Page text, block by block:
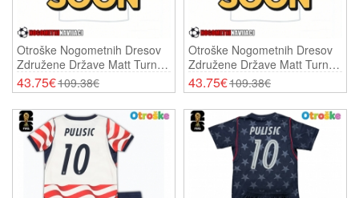
Otroške Nogometnih Dresov
Združene Države Matt Turner
#1 Vratar Domači SP 2026
Dolgi Rokavi (+ Hlače)
43.75€109.38€
Otroške Nogometnih Dresov
Združene Države Matt Turner
#1 Vratar Gostujoči SP 2026
Dolgi Rokavi (+ Hlače)
43.75€109.38€